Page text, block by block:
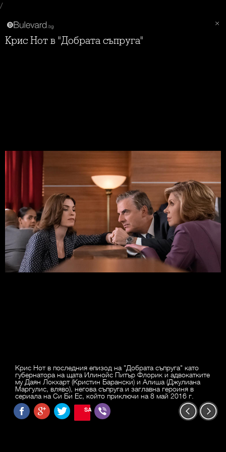
/
Крис Нот в "Добрата съпруга"
Крис Нот в последния епизод на "Добрата съпруга" като
губернатора на щата Илинойс Питър Флорик и адвокатките
му Даян Локхарт (Кристин Барански) и Алиша (Джулиана
Маргулис, вляво), негова съпруга и заглавна героиня в
сериала на Си Би Ес, който приключи на 8 май 2016 г.
SAVE